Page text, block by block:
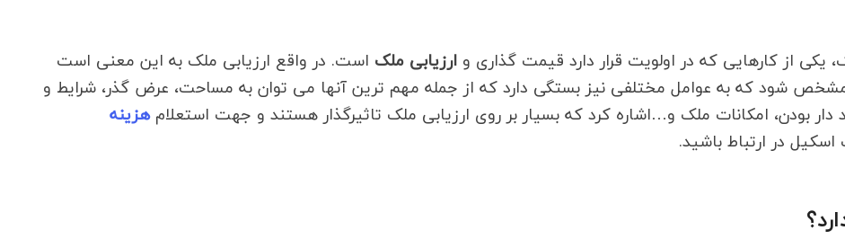
یکی از کارهایی که در اولویت قرار دارد قیمت گذاری و ارزیابی ملک است. در واقع ارزیابی ملک به این معنی است
شود که به عوامل مختلفی نیز بستگی دارد که از جمله مهم ترین آنها می توان به مساحت، عرض گذر، شرایط و
بودن، امکانات ملک و…اشاره کرد که بسیار بر روی ارزیابی ملک تاثیرگذار هستند و جهت استعلامهزینه
در ارتباط باشید.